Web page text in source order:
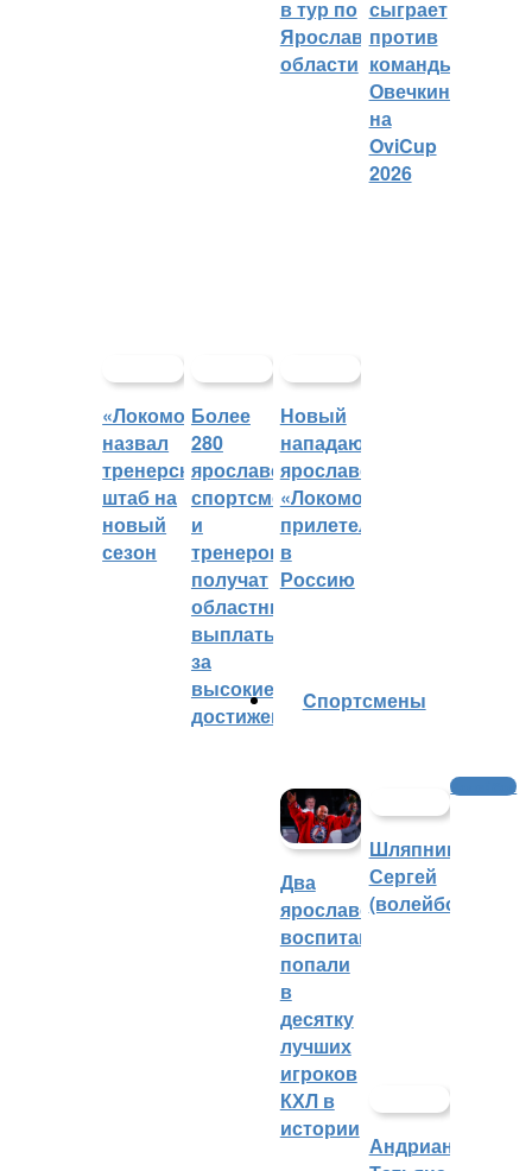
в тур по
Ярославской
области
сыграет
против
команды
Овечкина
на
OviCup
2026
«Локомотив»
назвал
тренерский
штаб на
новый
сезон
Более
280
ярославских
спортсменов
и
тренеров
получат
областные
выплаты
за
высокие
достижения
Новый
нападающий
ярославского
«Локомотива»
прилетел
в
Россию
Cпортсмены
Два
ярославских
воспитанника
попали
в
десятку
лучших
игроков
КХЛ в
истории
Шляпников
Сергей
(волейбол)
Андрианова
Волейбол